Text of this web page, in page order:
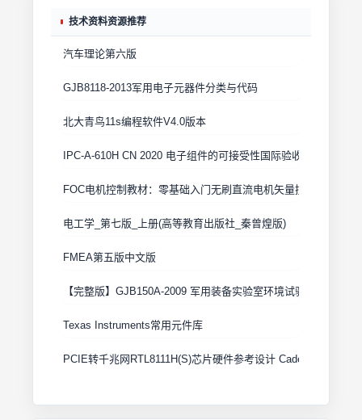
技术资料资源推荐
汽车理论第六版
GJB8118-2013军用电子元器件分类与代码
北大青鸟11s编程软件V4.0版本
IPC-A-610H CN 2020 电子组件的可接受性国际验收标准
FOC电机控制教材：零基础入门无刷直流电机矢量控制技术 上
电工学_第七版_上册(高等教育出版社_秦曾煌版)
FMEA第五版中文版
【完整版】GJB150A-2009 军用装备实验室环境试验方法
Texas Instruments常用元件库
PCIE转千兆网RTL8111H(S)芯片硬件参考设计 Cadence原理图